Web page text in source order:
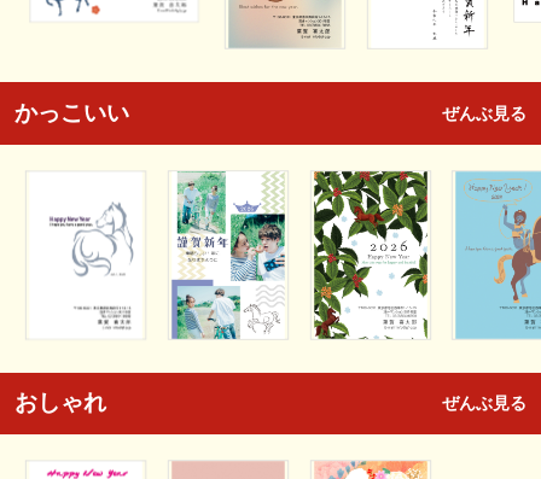
かっこいい ぜんぶ見る
おしゃれ ぜんぶ見る